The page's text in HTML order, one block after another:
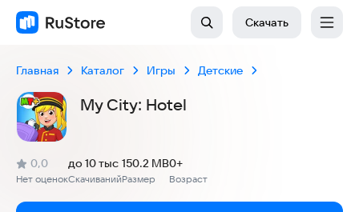
Скачать
Главная Каталог Игры Детские
My City: Hotel
Рейтинг:
0,0
(
Нет оценок
)
Скачиваний
до 10 тыс
Размер
150.2 MB
Возраст
0+